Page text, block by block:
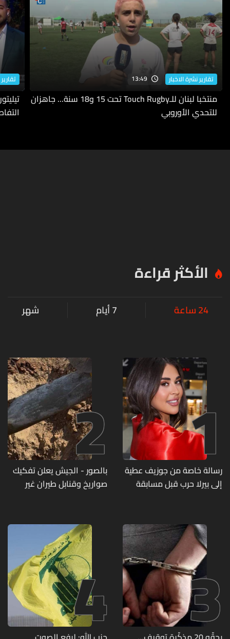
تقارير نشرة الاخبار 13:49
منتخبا لبنان للـTouch Rugby تحت 15 و18 سنة... جاهزان
للتحدي الأوروبي
الأكثر قراءة
24 ساعة 7 أيام شهر
1
رسالة خاصة من جوزيف عطية
إلى بيرلا حرب قبل مسابقة
2
بالصور - الجيش يعلن تفكيك
صواريخ وقنابل طيران غير
3
4